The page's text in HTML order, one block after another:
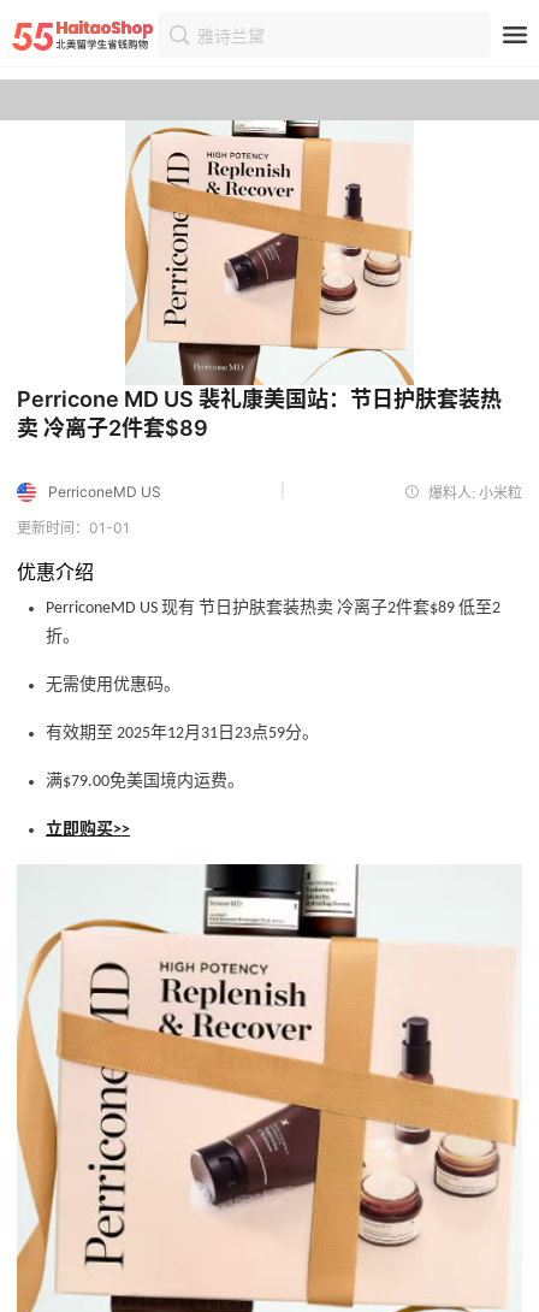
雅诗兰黛
首页 优惠 优惠详情
Perricone MD US 裴礼康美国站：节日护肤套装热
卖 冷离子2件套$89
PerriconeMD US
爆料人: 小米粒
更新时间：01-01
优惠介绍
PerriconeMD US 现有 节日护肤套装热卖 冷离子2件套$89 低至2
折。
无需使用优惠码。
有效期至 2025年12月31日23点59分。
满$79.00免美国境内运费。
立即购买>>